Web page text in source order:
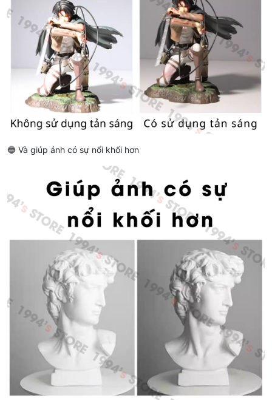
🔵 Và giúp ảnh có sự nổi khối hơn